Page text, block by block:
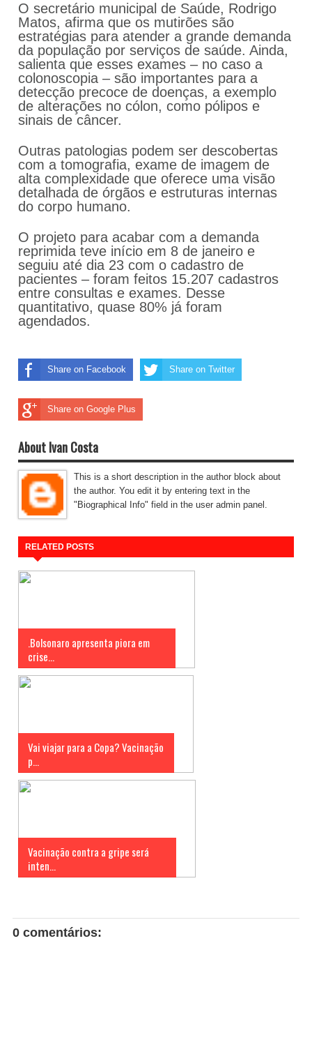
O secretário municipal de Saúde, Rodrigo
Matos, afirma que os mutirões são
estratégias para atender a grande demanda
da população por serviços de saúde. Ainda,
salienta que esses exames – no caso a
colonoscopia – são importantes para a
detecção precoce de doenças, a exemplo
de alterações no cólon, como pólipos e
sinais de câncer.
Outras patologias podem ser descobertas
com a tomografia, exame de imagem de
alta complexidade que oferece uma visão
detalhada de órgãos e estruturas internas
do corpo humano.
O projeto para acabar com a demanda
reprimida teve início em 8 de janeiro e
seguiu até dia 23 com o cadastro de
pacientes – foram feitos 15.207 cadastros
entre consultas e exames. Desse
quantitativo, quase 80% já foram
agendados.
Share on Facebook Share on Twitter
Share on Google Plus
About Ivan Costa
This is a short description in the author block about
the author. You edit it by entering text in the
"Biographical Info" field in the user admin panel.
RELATED POSTS
.Bolsonaro apresenta piora em
crise...
Vai viajar para a Copa? Vacinação
p...
Vacinação contra a gripe será
inten...
0 comentários: